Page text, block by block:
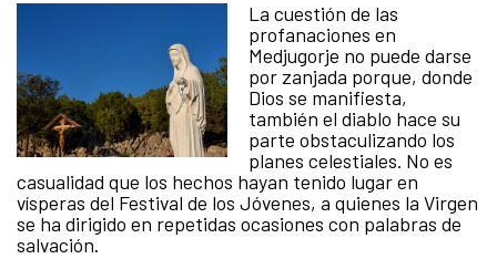
La cuestión de las
profanaciones en
Medjugorje no puede darse
por zanjada porque, donde
Dios se manifiesta,
también el diablo hace su
parte obstaculizando los
planes celestiales. No es
casualidad que los hechos hayan tenido lugar en
vísperas del Festival de los Jóvenes, a quienes la Virgen
se ha dirigido en repetidas ocasiones con palabras de
salvación.